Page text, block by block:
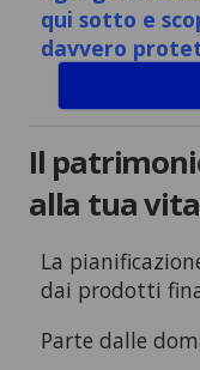
qui sotto e
davvero
Il
alla tua
La
dai prodotti
Parte dalle